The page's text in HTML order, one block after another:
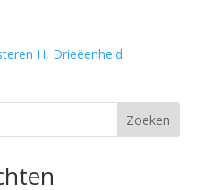
H, Drieëenheid
Zoeken